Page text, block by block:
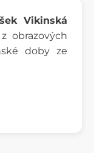
Vikinská
obrazových
doby ze